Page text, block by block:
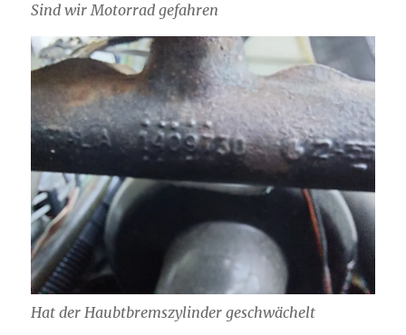
Sind wir Motorrad gefahren
Hat der Haubtbremszylinder geschwächelt